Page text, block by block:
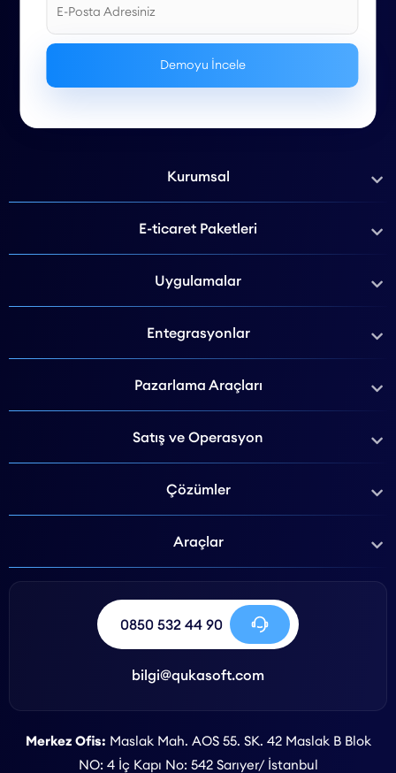
Kurumsal
E-ticaret Paketleri
Uygulamalar
Entegrasyonlar
Pazarlama Araçları
Satış ve Operasyon
Çözümler
Araçlar
0850 532 44 90
bilgi@qukasoft.com
Merkez Ofis: Maslak Mah. AOS 55. SK. 42 Maslak B Blok
NO: 4 İç Kapı No: 542 Sarıyer/ İstanbul